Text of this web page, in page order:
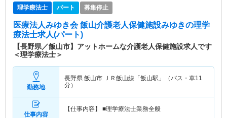
理学療法士 パート 募集停止
医療法人みゆき会 飯山介護老人保健施設みゆきの理学
療法士求人(パート)
【長野県／飯山市】アットホームな介護老人保健施設求人です
＜理学療法士＞
勤務地
長野県 飯山市 ＪＲ飯山線「飯山駅」（バス・車11
分）
仕事内容
【仕事内容】 ■理学療法士業務全般